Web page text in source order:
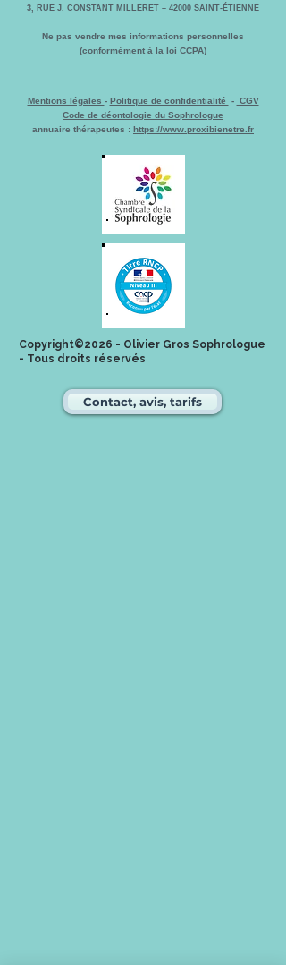
3, RUE J. CONSTANT MILLERET – 42000 SAINT-ÉTIENNE
Ne pas vendre mes informations personnelles
(conformément à la loi CCPA)
Mentions légales - Politique de confidentialité - CGV
Code de déontologie du Sophrologue
annuaire thérapeutes : https://www.proxibienetre.fr
Copyright©2026 - Olivier Gros Sophrologue
- Tous droits réservés
Contact, avis, tarifs